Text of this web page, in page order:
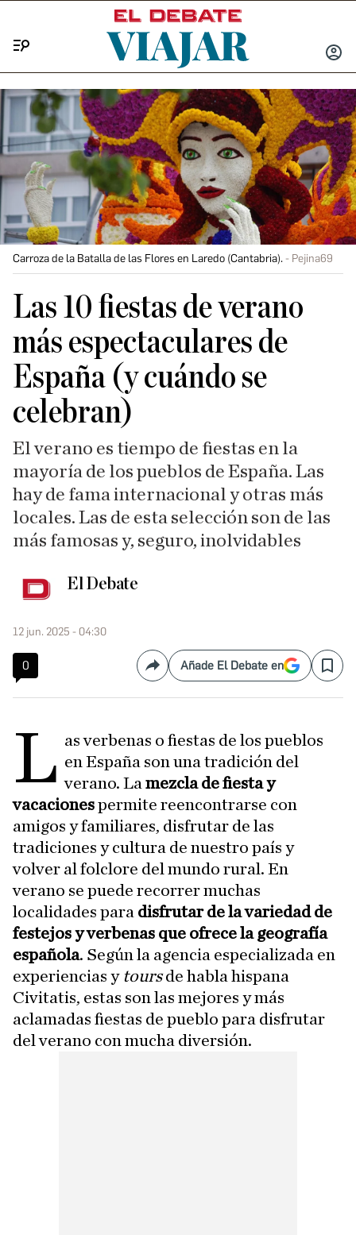
INICIAR
Carroza de la Batalla de las Flores en Laredo (Cantabria). Pejina69
Las 10 fiestas de verano
más espectaculares de
España (y cuándo se
celebran)
El verano es tiempo de fiestas en la
mayoría de los pueblos de España. Las
hay de fama internacional y otras más
locales. Las de esta selección son de las
más famosas y, seguro, inolvidables
El Debate
12 jun. 2025 - 04:30
0 CompartirAñade El Debate en Save
L as verbenas o fiestas de los pueblos
en España son una tradición del
verano. Lamezcla de fiesta y
vacacionespermite reencontrarse con
amigos y familiares, disfrutar de las
tradiciones y cultura de nuestro país y
volver al folclore del mundo rural. En
verano se puede recorrer muchas
localidades para disfrutar de la variedad de
festejos y verbenas que ofrece la geografía
española. Según la agencia especializada en
experiencias y toursde habla hispana
Civitatis, estas son las mejores y más
aclamadas fiestas de pueblo para disfrutar
del verano con mucha diversión.